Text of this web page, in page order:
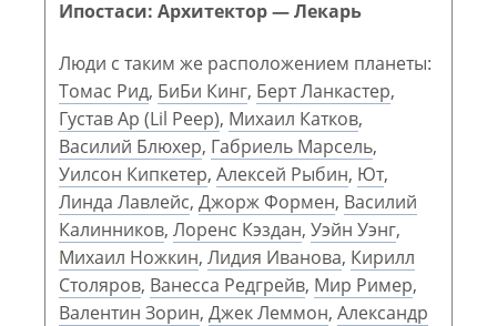
Ипостаси: Архитектор — Лекарь
Люди с таким же расположением планеты:
Томас Рид, БиБи Кинг, Берт Ланкастер,
Густав Ар (Lil Peep), Михаил Катков,
Василий Блюхер, Габриель Марсель,
Уилсон Кипкетер, Алексей Рыбин, Ют,
Линда Лавлейс, Джорж Формен, Василий
Калинников, Лоренс Кэздан, Уэйн Уэнг,
Михаил Ножкин, Лидия Иванова, Кирилл
Столяров, Ванесса Редгрейв, Мир Ример,
Валентин Зорин, Джек Леммон, Александр